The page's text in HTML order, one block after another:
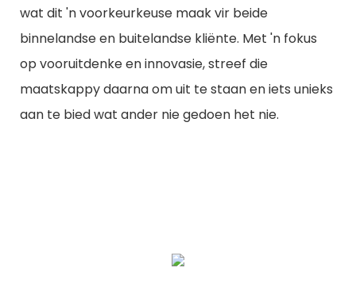
wat dit 'n voorkeurkeuse maak vir beide
binnelandse en buitelandse kliënte. Met 'n fokus
op vooruitdenke en innovasie, streef die
maatskappy daarna om uit te staan ​​en iets unieks
aan te bied wat ander nie gedoen het nie.